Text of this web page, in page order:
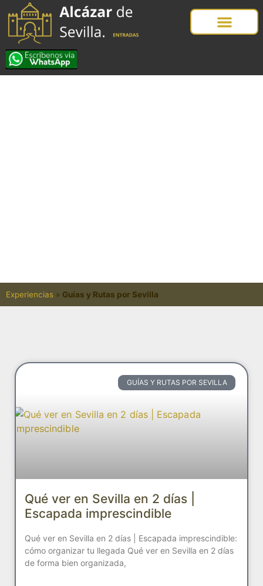
Experiencias » Guías y Rutas por Sevilla
GUÍAS Y RUTAS POR SEVILLA
Qué ver en Sevilla en 2 días |
Escapada imprescindible
Qué ver en Sevilla en 2 días | Escapada imprescindible:
cómo organizar tu llegada Qué ver en Sevilla en 2 días
de forma bien organizada,